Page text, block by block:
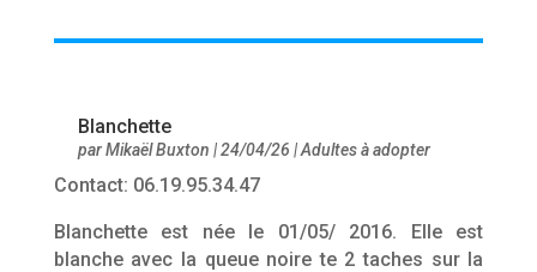
Blanchette
parMikaël Buxton |24/04/26 |Adultes à adopter
Contact: 06.19.95.34.47
Blanchette est née le 01/05/ 2016. Elle est
blanche avec la queue noire te 2 taches sur la